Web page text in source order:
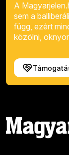
A
sem a
függ, ezért
közölni,